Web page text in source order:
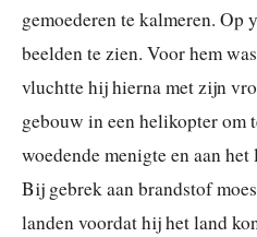
gemoederen te kalmeren. Op
beelden te zien. Voor hem
vluchtte hij hierna met zijn
gebouw in een helikopter om
woedende menigte en aan het
Bij gebrek aan brandstof
landen voordat hij het land